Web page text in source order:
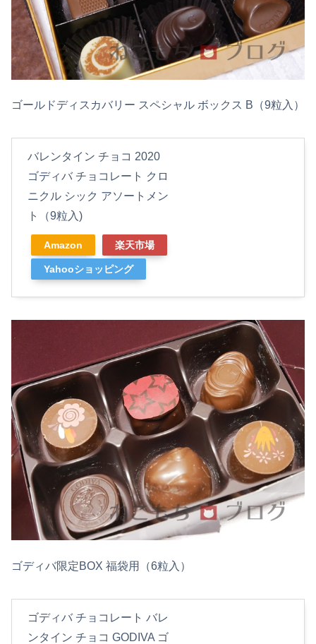
ゴールドディスカバリー スペシャル ボックス B（9粒入）
バレンタイン チョコ 2020
ゴディバ チョコレート クロ
ニクル シック アソートメン
ト（9粒入)
Amazon 楽天市場
Yahooショッピング
ゴディバ限定BOX 福袋用（6粒入）
ゴディバ チョコレート バレ
ンタイン チョコ GODIVA ゴ